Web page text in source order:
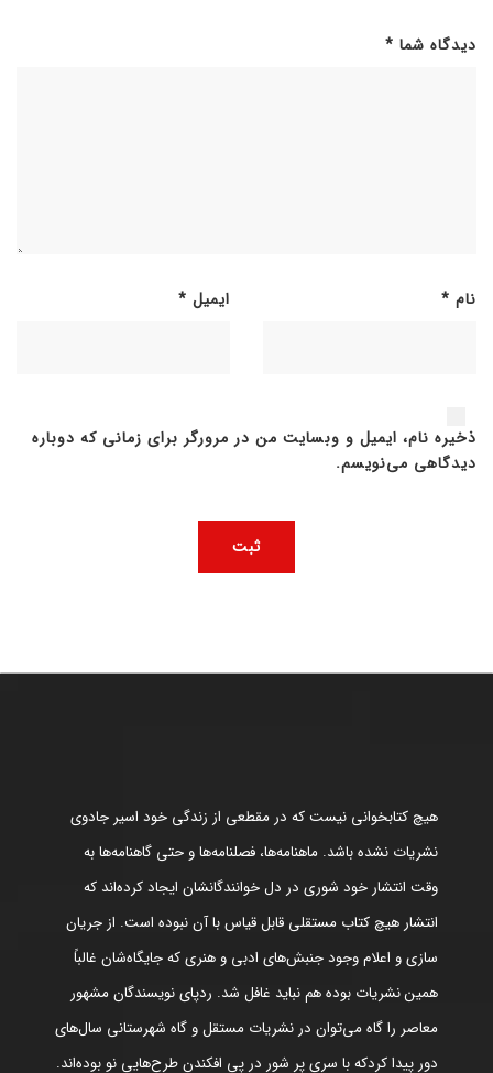
دیدگاه شما *
نام * ایمیل *
ذخیره نام، ایمیل و وبسایت من در مرورگر برای زمانی که دوباره
دیدگاهی می‌نویسم.
هیچ کتابخوانی نیست که در مقطعی از زندگی خود اسیر جادوی
نشریات نشده باشد. ماهنامه‌ها، فصلنامه‌ها و حتی گاهنامه‌ها به
وقت انتشار خود شوری در دل خوانندگانشان ایجاد کرده‌اند که
انتشار هیچ کتاب مستقلی قابل قیاس با آن نبوده است. از جریان
سازی و اعلام وجود جنبش‌های ادبی و هنری که جایگاه‌شان غالباً
همین نشریات بوده هم نباید غافل شد. ردپای نویسندگان مشهور
معاصر را گاه می‌توان در نشریات مستقل و گاه شهرستانی سال‌های
دور پیدا کردکه با سری پر شور در پی افکندن طرح‌هایی نو بوده‌اند.